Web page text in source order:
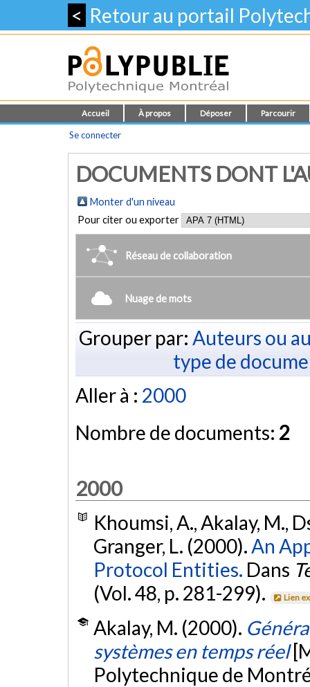
< Retour au portail
Accueil À propos Déposer Parcourir
Se connecter
DOCUMENTS DONT
Monter d'un niveau
Pour citer ou exporter
Réseau de collaboration
Nuage de mots
Grouper par: Auteurs ou
type de
Aller à : 2000
Nombre de documents: 2
2000
Khoumsi, A., Akalay, M.,
Granger, L. (2000).An
Protocol Entities. Dans
(Vol. 48, p. 281-299).
Lien
Akalay, M. (2000).
systèmes en temps réel
Polytechnique de